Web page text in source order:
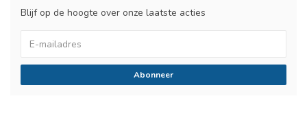
Blijf op de hoogte over onze laatste acties
Abonneer